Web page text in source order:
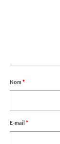
Nom *
E-mail *